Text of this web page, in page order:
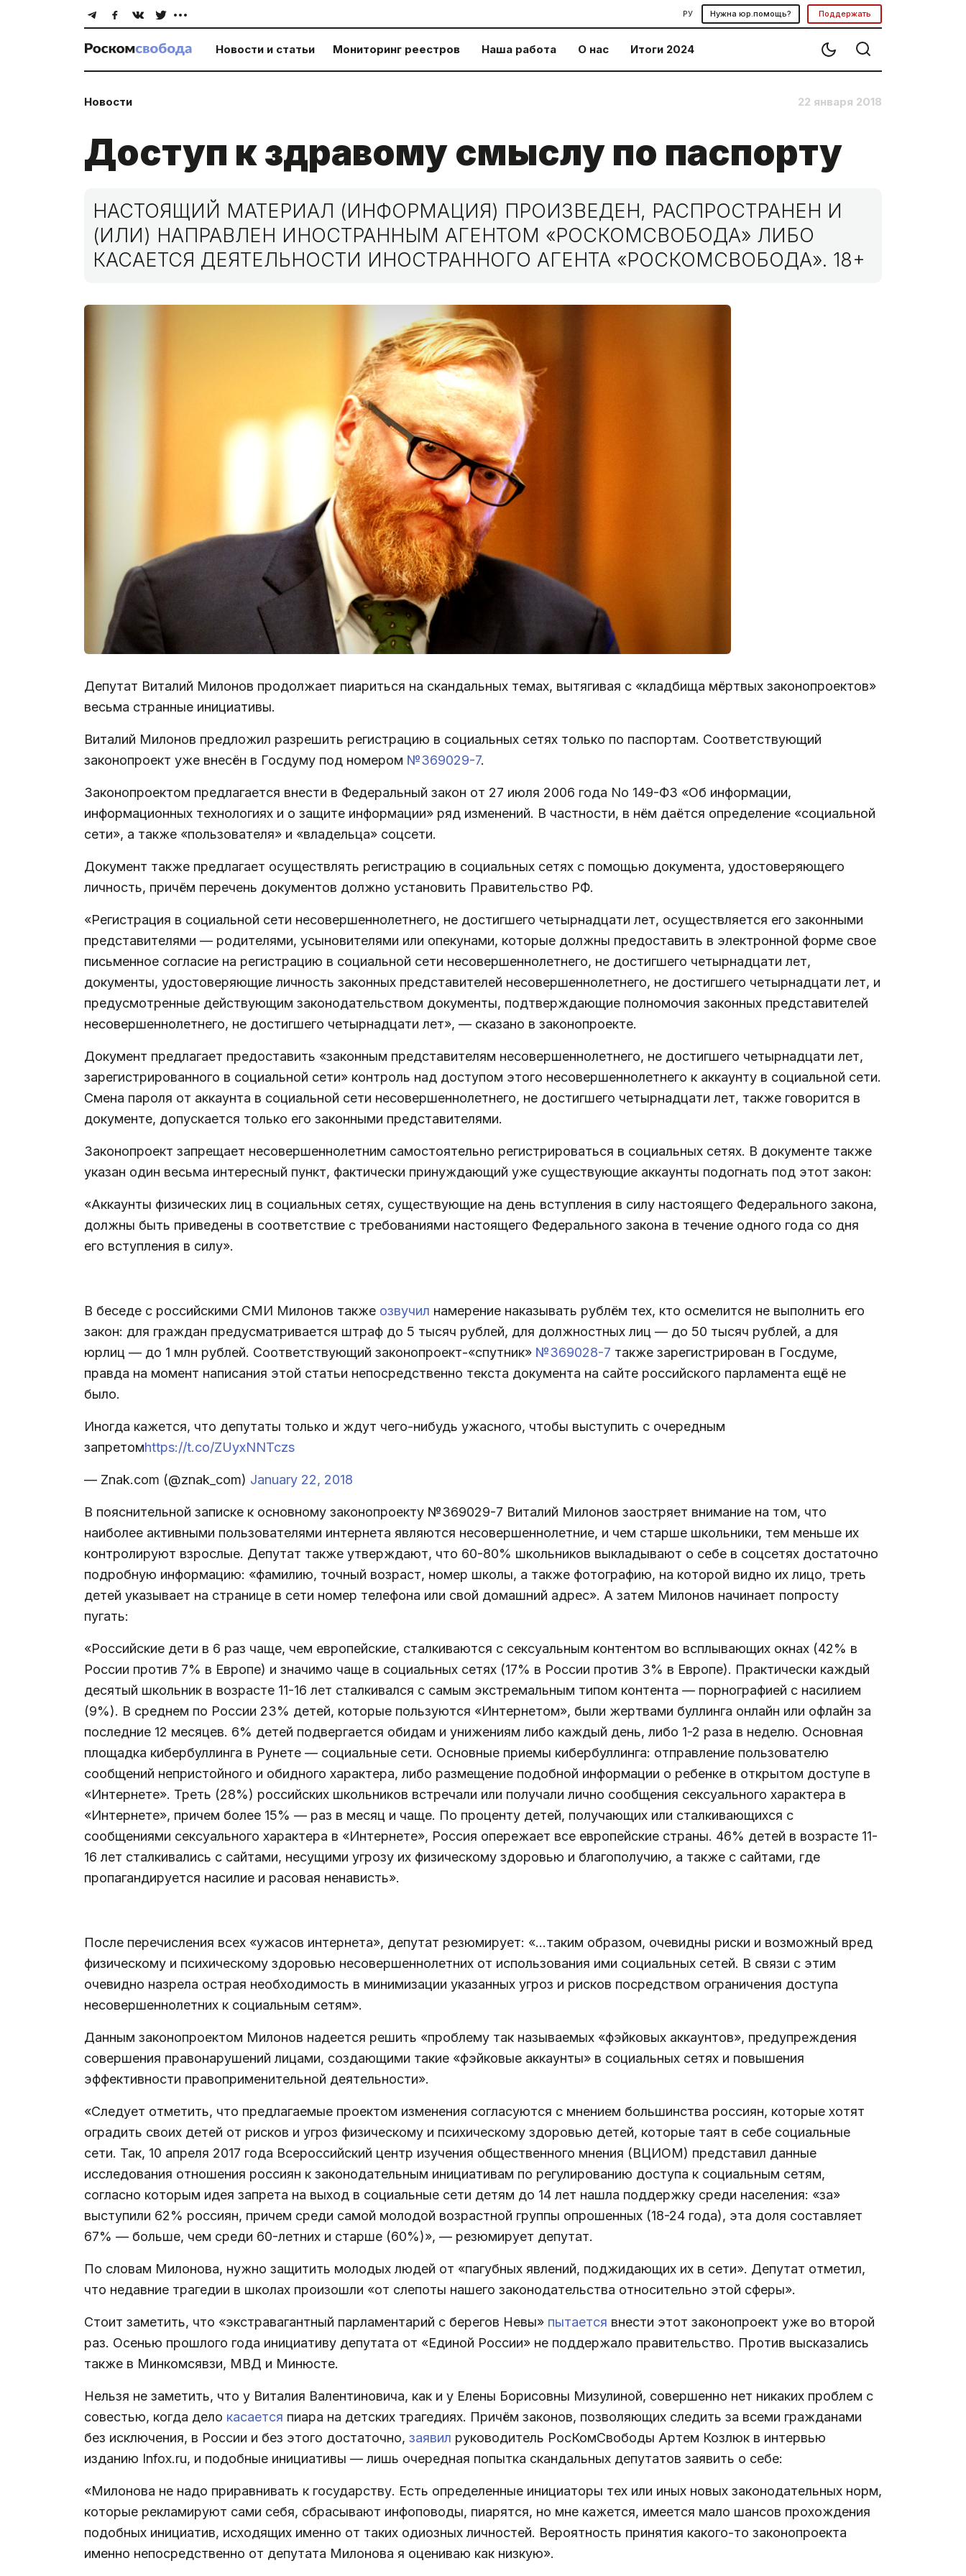
РУ Нужна юр.помощь? Поддержать
Новости и статьи Мониторинг реестров Наша работа О нас Итоги 2024
Новости 22 января 2018
Доступ к здравому смыслу по паспорту
НАСТОЯЩИЙ МАТЕРИАЛ (ИНФОРМАЦИЯ) ПРОИЗВЕДЕН, РАСПРОСТРАНЕН И
(ИЛИ) НАПРАВЛЕН ИНОСТРАННЫМ АГЕНТОМ «РОСКОМСВОБОДА» ЛИБО
КАСАЕТСЯ ДЕЯТЕЛЬНОСТИ ИНОСТРАННОГО АГЕНТА «РОСКОМСВОБОДА». 18+
Депутат Виталий Милонов продолжает пиариться на скандальных темах, вытягивая с «кладбища мёртвых законопроектов»
весьма странные инициативы.
Виталий Милонов предложил разрешить регистрацию в социальных сетях только по паспортам. Соответствующий
законопроект уже внесён в Госдуму под номером №369029-7.
Законопроектом предлагается внести в Федеральный закон от 27 июля 2006 года No 149-ФЗ «Об информации,
информационных технологиях и о защите информации» ряд изменений. В частности, в нём даётся определение «социальной
сети», а также «пользователя» и «владельца» соцсети.
Документ также предлагает осуществлять регистрацию в социальных сетях с помощью документа, удостоверяющего
личность, причём перечень документов должно установить Правительство РФ.
«Регистрация в социальной сети несовершеннолетнего, не достигшего четырнадцати лет, осуществляется его законными
представителями — родителями, усыновителями или опекунами, которые должны предоставить в электронной форме свое
письменное согласие на регистрацию в социальной сети несовершеннолетнего, не достигшего четырнадцати лет,
документы, удостоверяющие личность законных представителей несовершеннолетнего, не достигшего четырнадцати лет, и
предусмотренные действующим законодательством документы, подтверждающие полномочия законных представителей
несовершеннолетнего, не достигшего четырнадцати лет», — сказано в законопроекте.
Документ предлагает предоставить «законным представителям несовершеннолетнего, не достигшего четырнадцати лет,
зарегистрированного в социальной сети» контроль над доступом этого несовершеннолетнего к аккаунту в социальной сети.
Смена пароля от аккаунта в социальной сети несовершеннолетнего, не достигшего четырнадцати лет, также говорится в
документе, допускается только его законными представителями.
Законопроект запрещает несовершеннолетним самостоятельно регистрироваться в социальных сетях. В документе также
указан один весьма интересный пункт, фактически принуждающий уже существующие аккаунты подогнать под этот закон:
«Аккаунты физических лиц в социальных сетях, существующие на день вступления в силу настоящего Федерального закона,
должны быть приведены в соответствие с требованиями настоящего Федерального закона в течение одного года со дня
его вступления в силу».
В беседе с российскими СМИ Милонов также озвучил намерение наказывать рублём тех, кто осмелится не выполнить его
закон: для граждан предусматривается штраф до 5 тысяч рублей, для должностных лиц — до 50 тысяч рублей, а для
юрлиц — до 1 млн рублей. Соответствующий законопроект-«спутник» №369028-7 также зарегистрирован в Госдуме,
правда на момент написания этой статьи непосредственно текста документа на сайте российского парламента ещё не
было.
Иногда кажется, что депутаты только и ждут чего-нибудь ужасного, чтобы выступить с очередным
запретомhttps://t.co/ZUyxNNTczs
— Znak.com (@znak_com) January 22, 2018
В пояснительной записке к основному законопроекту №369029-7 Виталий Милонов заостряет внимание на том, что
наиболее активными пользователями интернета являются несовершеннолетние, и чем старше школьники, тем меньше их
контролируют взрослые. Депутат также утверждают, что 60-80% школьников выкладывают о себе в соцсетях достаточно
подробную информацию: «фамилию, точный возраст, номер школы, а также фотографию, на которой видно их лицо, треть
детей указывает на странице в сети номер телефона или свой домашний адрес». А затем Милонов начинает попросту
пугать:
«Российские дети в 6 раз чаще, чем европейские, сталкиваются с сексуальным контентом во всплывающих окнах (42% в
России против 7% в Европе) и значимо чаще в социальных сетях (17% в России против 3% в Европе). Практически каждый
десятый школьник в возрасте 11-16 лет сталкивался с самым экстремальным типом контента — порнографией с насилием
(9%). В среднем по России 23% детей, которые пользуются «Интернетом», были жертвами буллинга онлайн или офлайн за
последние 12 месяцев. 6% детей подвергается обидам и унижениям либо каждый день, либо 1-2 раза в неделю. Основная
площадка кибербуллинга в Рунете — социальные сети. Основные приемы кибербуллинга: отправление пользователю
сообщений непристойного и обидного характера, либо размещение подобной информации о ребенке в открытом доступе в
«Интернете». Треть (28%) российских школьников встречали или получали лично сообщения сексуального характера в
«Интернете», причем более 15% — раз в месяц и чаще. По проценту детей, получающих или сталкивающихся с
сообщениями сексуального характера в «Интернете», Россия опережает все европейские страны. 46% детей в возрасте 11-
16 лет сталкивались с сайтами, несущими угрозу их физическому здоровью и благополучию, а также с сайтами, где
пропагандируется насилие и расовая ненависть».
После перечисления всех «ужасов интернета», депутат резюмирует: «…таким образом, очевидны риски и возможный вред
физическому и психическому здоровью несовершеннолетних от использования ими социальных сетей. В связи с этим
очевидно назрела острая необходимость в минимизации указанных угроз и рисков посредством ограничения доступа
несовершеннолетних к социальным сетям».
Данным законопроектом Милонов надеется решить «проблему так называемых «фэйковых аккаунтов», предупреждения
совершения правонарушений лицами, создающими такие «фэйковые аккаунты» в социальных сетях и повышения
эффективности правоприменительной деятельности».
«Следует отметить, что предлагаемые проектом изменения согласуются с мнением большинства россиян, которые хотят
оградить своих детей от рисков и угроз физическому и психическому здоровью детей, которые таят в себе социальные
сети. Так, 10 апреля 2017 года Всероссийский центр изучения общественного мнения (ВЦИОМ) представил данные
исследования отношения россиян к законодательным инициативам по регулированию доступа к социальным сетям,
согласно которым идея запрета на выход в социальные сети детям до 14 лет нашла поддержку среди населения: «за»
выступили 62% россиян, причем среди самой молодой возрастной группы опрошенных (18-24 года), эта доля составляет
67% — больше, чем среди 60-летних и старше (60%)», — резюмирует депутат.
По словам Милонова, нужно защитить молодых людей от «пагубных явлений, поджидающих их в сети». Депутат отметил,
что недавние трагедии в школах произошли «от слепоты нашего законодательства относительно этой сферы».
Стоит заметить, что «экстравагантный парламентарий с берегов Невы» пытается внести этот законопроект уже во второй
раз. Осенью прошлого года инициативу депутата от «Единой России» не поддержало правительство. Против высказались
также в Минкомсявзи, МВД и Минюсте.
Нельзя не заметить, что у Виталия Валентиновича, как и у Елены Борисовны Мизулиной, совершенно нет никаких проблем с
совестью, когда дело касается пиара на детских трагедиях. Причём законов, позволяющих следить за всеми гражданами
без исключения, в России и без этого достаточно, заявил руководитель РосКомСвободы Артем Козлюк в интервью
изданию Infox.ru, и подобные инициативы — лишь очередная попытка скандальных депутатов заявить о себе:
«Милонова не надо приравнивать к государству. Есть определенные инициаторы тех или иных новых законодательных норм,
которые рекламируют сами себя, сбрасывают инфоповоды, пиарятся, но мне кажется, имеется мало шансов прохождения
подобных инициатив, исходящих именно от таких одиозных личностей. Вероятность принятия какого-то законопроекта
именно непосредственно от депутата Милонова я оцениваю как низкую».